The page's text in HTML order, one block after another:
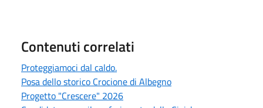
Contenuti correlati
Proteggiamoci dal caldo.
Posa dello storico Crocione di Albegno
Progetto "Crescere" 2026